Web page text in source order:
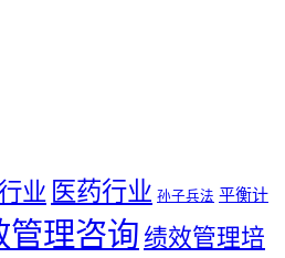
业 医药行业 孙子兵法 平衡计
管理咨询 绩效管理培